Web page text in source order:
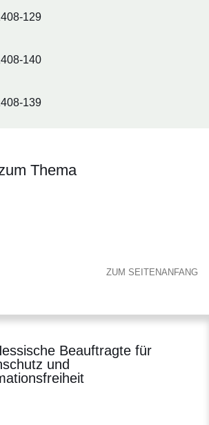
129
140
139
Thema
ZUM SEITENANFANG
Beauftragte für
und